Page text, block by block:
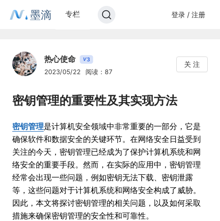
墨滴 专栏 登录 / 注册
热心使命 V3
2023/05/22 阅读：87
关 注
密钥管理的重要性及其实现方法
密钥管理是计算机安全领域中非常重要的一部分，它是
确保软件和数据安全的关键环节。在网络安全日益受到
关注的今天，密钥管理已经成为了保护计算机系统和网
络安全的重要手段。然而，在实际的应用中，密钥管理
经常会出现一些问题，例如密钥无法下载、密钥泄露
等，这些问题对于计算机系统和网络安全构成了威胁。
因此，本文将探讨密钥管理的相关问题，以及如何采取
措施来确保密钥管理的安全性和可靠性。